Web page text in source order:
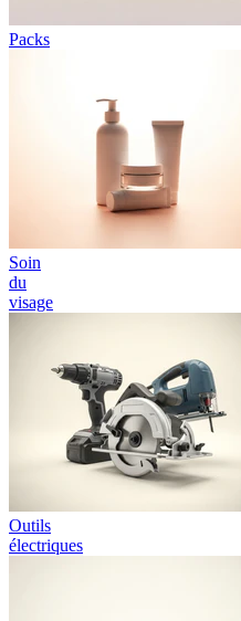
Packs
Soin
du
visage
Outils
électriques